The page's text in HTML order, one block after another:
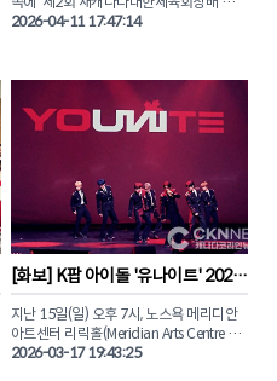
'아시아 문화유산의 날' 기념행사와 함께 펼
대회’의 종목별 주인공들이 가려졌습니다.
제107회 전국체육대회 캐나다 대표 선발
전을 겸해 그 어느 때보다 치열한 승부와 감
동의 드라마가 펼쳐졌습니다.
밴쿠버에서 날아온 열정적인 도전자들까
지, 전 세대가 어우러진 시상식 현장은 승패
를 넘어선 축하와 격려의 박수로 가득 찼습
니다.
제주 전국체전 출전 자격을 획득한 강민재,
이재수 선수를 비롯해 각 부문에서 값진 결
실을 맺은 수상자들의 환한 미소와 영광의
순간을 화보로 전해드립니다.
2026-04-11 17:47:14
[화보] K팝 아이돌 '유나이트' 2026
캐나다 투어 '토론토 콘서트' 성료
지난 15일(일) 오후 7시, 노스욕 메리디안
아트센터 리릭홀(Meridian Arts Centre –
Lyric Theatre)에서 열린 유나이트의 캐나
2026-03-17 19:43:25